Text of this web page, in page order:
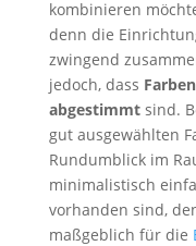
kombinieren
denn die
zwingend
jedoch, dass
abgestimmtsind.
gut ausgewählten
Rundumblick im
minimalistisch
vorhanden sind,
maßgeblich für die